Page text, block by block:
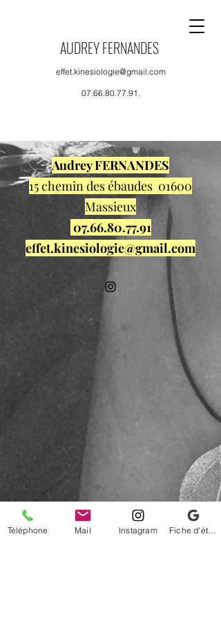
AUDREY FERNANDES
effet.kinesiologie@gmail.com
07.66.80.77.91 .
Audrey FERNANDES
15 chemin des ébaudes 01600
Massieux
07.66.80.77.91
effet.kinesiologie@gmail.com
Téléphone Mail Instagram